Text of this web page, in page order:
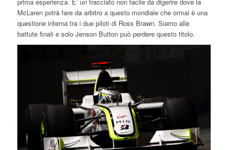
McLaren potrà fare da arbitro a questo mondiale che ormai è una
questione interna tra i due piloti di Ross Brawn. Siamo alle
battute finali e solo Jenson Button può perdere questo titolo.